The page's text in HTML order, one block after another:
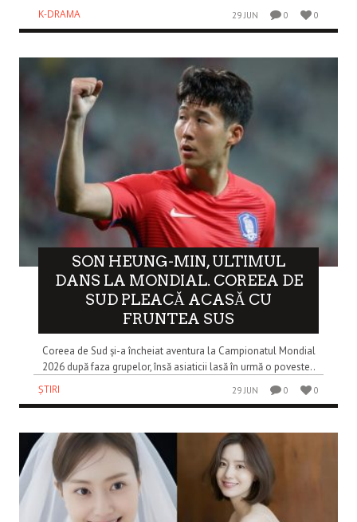
K-DRAMA
29 JUN 0 0
SON HEUNG-MIN, ULTIMUL
DANS LA MONDIAL. COREEA DE
SUD PLEACĂ ACASĂ CU
FRUNTEA SUS
Coreea de Sud și-a încheiat aventura la Campionatul Mondial
2026 după faza grupelor, însă asiaticii lasă în urmă o poveste..
ȘTIRI
29 JUN 0 0